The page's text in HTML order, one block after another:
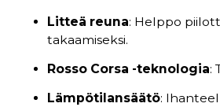
Litteä reuna: Helppo
takaamiseksi.
Rosso Corsa -teknologia:
Lämpötilansäätö: